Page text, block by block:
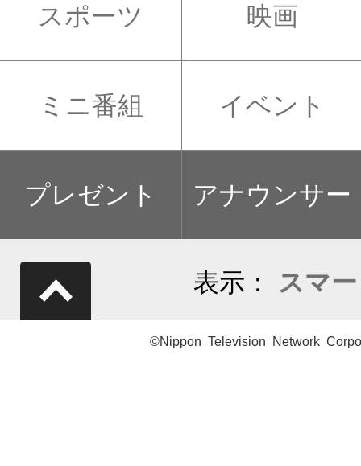
スポーツ 映画
ミニ番組 イベント
プレゼント アナウンサー
表示： スマ
©Nippon Television Network